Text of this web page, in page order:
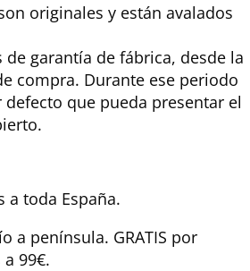
originales y están avalados
de garantía de fábrica, desde la
compra. Durante ese periodo
que pueda presentar el
a toda España.
a península. GRATIS por
99€.